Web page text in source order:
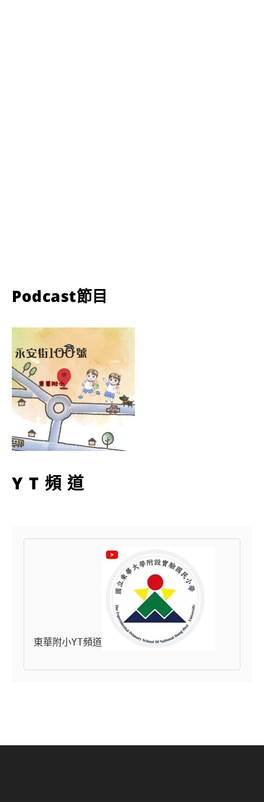
Podcast節目
YT頻道
東華附小YT頻道